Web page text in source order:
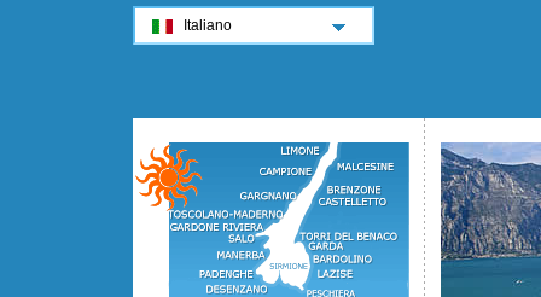
Italiano